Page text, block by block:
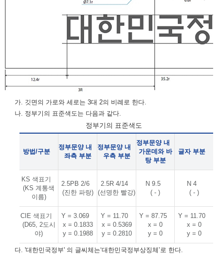
가. 깃면의 가로와 세로는 3대 2의 비례로 한다.
나. 정부기의 표준색도는 다음과 같다.
정부기의 표준색도
방법/구분
정부문양 내
좌측 부분
정부문양 내
우측 부분
정부문양 내
가운데와 바
탕 부분
글자 부분
KS 색표기
(KS 계통색
이름)
2.5PB 2/6
(진한 파랑)
2.5R 4/14
(선명한 빨강)
N 9.5
( - )
N 4
( - )
CIE 색표기
(D65, 2도시
야)
Y = 3.069
x = 0.1833
y = 0.1988
Y = 11.70
x = 0.5369
y = 0.2810
Y = 87.75
x = 0
y = 0
Y = 11.70
x = 0
y = 0
다. '대한민국정부' 의 글씨체는‘대한민국정부상징체’로 한다.